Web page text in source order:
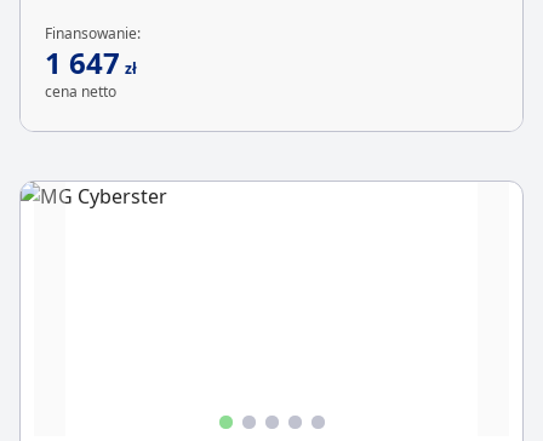
Finansowanie:
1 647 zł
cena netto